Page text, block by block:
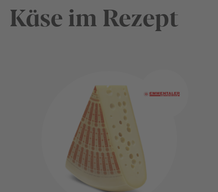
Käse im Rezept